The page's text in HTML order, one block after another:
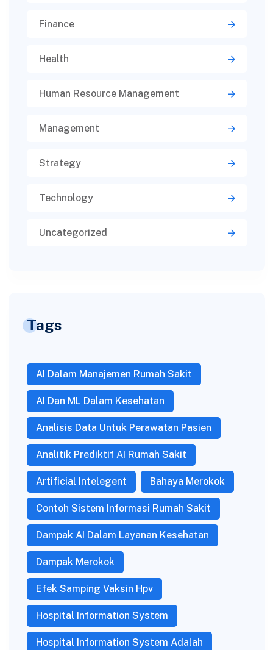
Finance
Health
Human Resource Management
Management
Strategy
Technology
Uncategorized
Tags
AI Dalam Manajemen Rumah Sakit
AI Dan ML Dalam Kesehatan
Analisis Data Untuk Perawatan Pasien
Analitik Prediktif AI Rumah Sakit
Artificial Intelegent Bahaya Merokok
Contoh Sistem Informasi Rumah Sakit
Dampak AI Dalam Layanan Kesehatan
Dampak Merokok
Efek Samping Vaksin Hpv
Hospital Information System
Hospital Information System Adalah